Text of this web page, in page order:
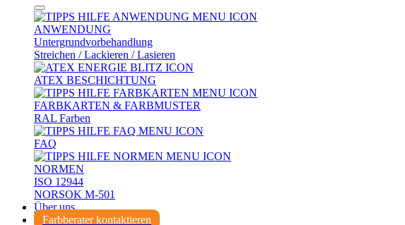
ANWENDUNG
Untergrundvorbehandlung
Streichen / Lackieren / Lasieren
ATEX BESCHICHTUNG
FARBKARTEN & FARBMUSTER
RAL Farben
FAQ
NORMEN
ISO 12944
NORSOK M-501
Über uns
Farbberater kontaktieren